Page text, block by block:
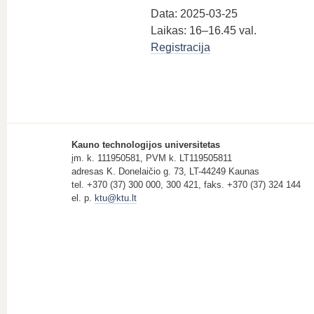
Data: 2025-03-25
Laikas: 16–16.45 val.
Registracija
Kauno technologijos universitetas
įm. k. 111950581, PVM k. LT119505811
adresas K. Donelaičio g. 73, LT-44249 Kaunas
tel. +370 (37) 300 000, 300 421, faks. +370 (37) 324 144
el. p. ktu@ktu.lt